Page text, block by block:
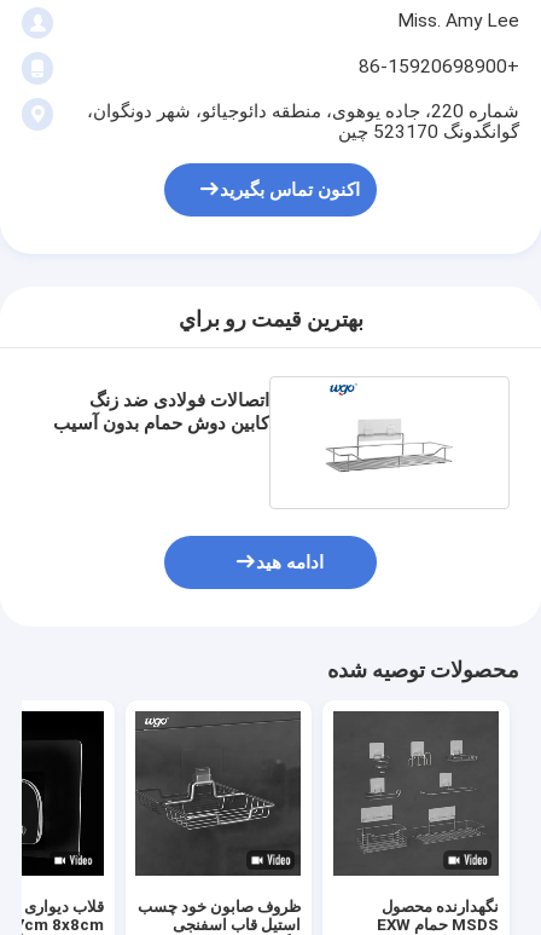
Miss. Amy Lee
+86-15920698900
شماره 220، جاده یوهوی، منطقه دائوجیائو، شهر دونگوان،
گوانگدونگ 523170 چین
اکنون تماس بگیرید
بهترين قيمت رو براي
اتصالات فولادی ضد زنگ
کابین دوش حمام بدون آسیب
ادامه هید
محصولات توصیه شده
نگهدارنده محصول
MSDS حمام EXW
ظروف صابون خود چسب
استیل قاب اسفنجی
قلاب دیواری